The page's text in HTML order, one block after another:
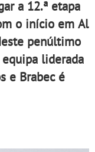
a 12.ª etapa
o início em Al
penúltimo
liderada
e Brabec é